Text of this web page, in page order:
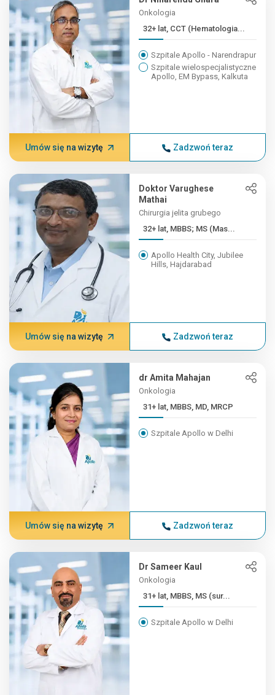
Onkologia
32+ lat, CCT (Hematologia...
Szpitale Apollo - Narendrapur
Szpitale wielospecjalistyczne
Apollo, EM Bypass, Kalkuta
Umów się na wizytę Zadzwoń teraz
Doktor Varughese
Mathai
Chirurgia jelita grubego
32+ lat, MBBS; MS (Mas...
Apollo Health City, Jubilee
Hills, Hajdarabad
Umów się na wizytę Zadzwoń teraz
dr Amita Mahajan
Onkologia
31+ lat, MBBS, MD, MRCP
Szpitale Apollo w Delhi
Umów się na wizytę Zadzwoń teraz
Dr Sameer Kaul
Onkologia
31+ lat, MBBS, MS (sur...
Szpitale Apollo w Delhi